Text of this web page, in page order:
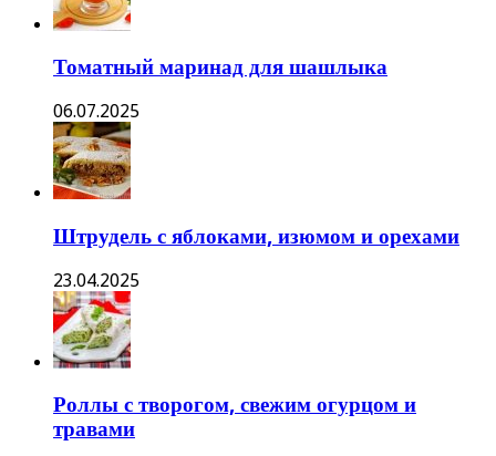
Томатный маринад для шашлыка
06.07.2025
Штрудель с яблоками, изюмом и орехами
23.04.2025
Роллы с творогом, свежим огурцом и
травами